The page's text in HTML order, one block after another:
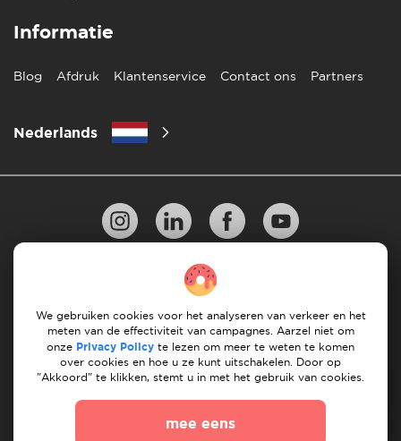
Informatie
Blog Afdruk Klantenservice Contact ons Partners
Nederlands
bevatten, wat onze redactionele integriteit niet aantast
10 regels voor succesvol verhuizen
Richtlijnen voor betaling Algemene Voorwaarden
Annuleren & terugbetalingen
We gebruiken cookies voor het analyseren van verkeer en het
meten van de effectiviteit van campagnes. Aarzel niet om
onze Privacy Policy te lezen om meer te weten te komen
over cookies en hoe u ze kunt uitschakelen. Door op
"Akkoord" te klikken, stemt u in met het gebruik van cookies.
mee eens